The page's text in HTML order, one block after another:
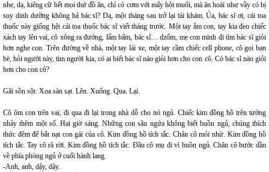
nhẹ, dạ, kiêng cữ hết mọi thứ đồ ăn, chỉ có cơm với mấy hột muối, mà ăn hoài như vầy có bị
suy dinh dưỡng không hả bác sĩ? Dạ, một tháng sau trở lại tái khám. Ủa, bác sĩ ơi, cái toa
thuốc này giống hệt cái toa thuốc bác sĩ viết tháng trước. Một tay ẵm con, tay kia đeo chiếc
xách tay lên vai, cô xông ra đường, lẩm bẩm, bác sĩ… dzổm, mẹ con mình đi tìm bác sĩ giỏi
hơn nghe con. Trên đường về nhà, một tay lái xe, một tay cầm chiếc cell phone, cô gọi bạn
bè, hỏi người này, tìm người kia, có ai biết bác sĩ nào giỏi hơn cho con cô. Có bác sĩ nào giỏi
hơn cho con cô?
Gãi sồn sột. Xoa sàn sạt. Lên. Xuống. Qua. Lại.
Cô ôm con trên vai, đi qua đi lại trong nhà dỗ cho nó ngủ. Chiếc kim đồng hồ trên tường
nhảy thêm một số. Hai giờ sáng. Những con sâu ngứa không biết buồn ngủ, chúng thích
thức đêm để bắt nạt con gái của cô. Kim đồng hồ tích tắc. Chân cô mỏi nhừ. Kim đồng hồ
tích tắc. Tay cô rã rời. Kim đồng hồ tích tắc. Đầu cô mụ đi vì buồn ngủ. Chân cô bước dần
về phía phòng ngủ ở cuối hành lang.
-Anh, anh, dậy, dậy.